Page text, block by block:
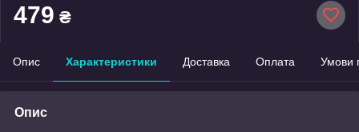
479 ₴
Опис Характеристики Доставка Оплата Умови
Опис